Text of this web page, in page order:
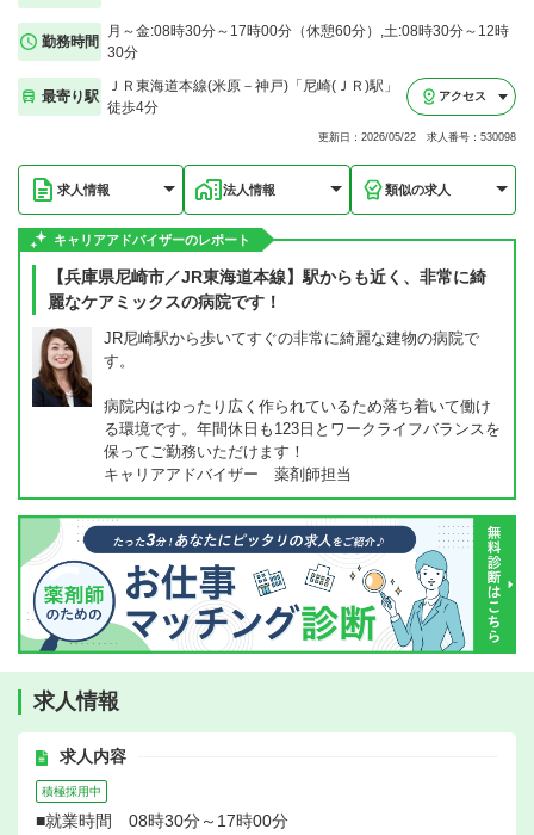
勤務時間
月～金:08時30分～17時00分（休憩60分）,土:08時30分～12時
30分
最寄り駅
ＪＲ東海道本線(米原－神戸)「尼崎(ＪＲ)駅」
徒歩4分
アクセス
更新日：2026/05/22 求人番号：530098
求人情報 法人情報 類似の求人
キャリアアドバイザーのレポート
【兵庫県尼崎市／JR東海道本線】駅からも近く、非常に綺
麗なケアミックスの病院です！
JR尼崎駅から歩いてすぐの非常に綺麗な建物の病院で
す。
病院内はゆったり広く作られているため落ち着いて働け
る環境です。年間休日も123日とワークライフバランスを
保ってご勤務いただけます！
キャリアアドバイザー 薬剤師担当
求人情報
求人内容
積極採用中
■就業時間 08時30分～17時00分